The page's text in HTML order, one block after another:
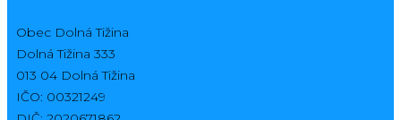
Obec Dolná Tižina
Dolná Tižina 333
013 04 Dolná Tižina
IČO: 00321249